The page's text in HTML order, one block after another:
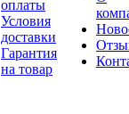
оплаты
Условия
доставки
Гарантия
на товар